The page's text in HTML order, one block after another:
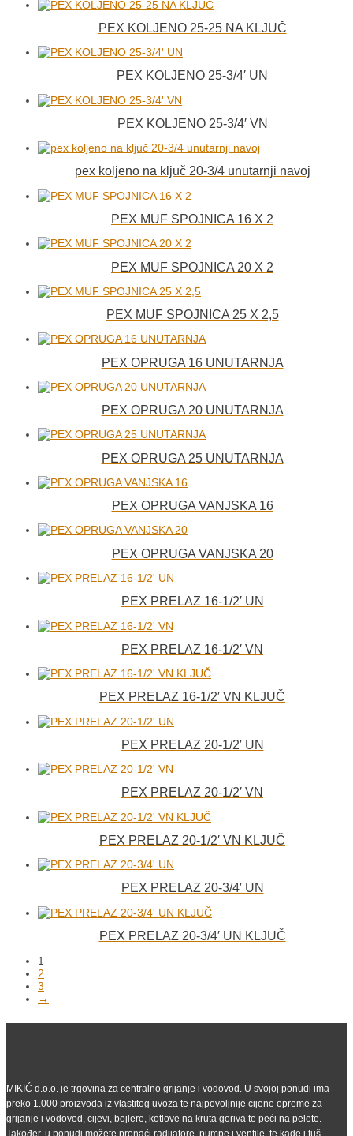
PEX KOLJENO 25-25 NA KLJUČ
PEX KOLJENO 25-3/4′ UN
PEX KOLJENO 25-3/4′ VN
pex koljeno na ključ 20-3/4 unutarnji navoj
PEX MUF SPOJNICA 16 X 2
PEX MUF SPOJNICA 20 X 2
PEX MUF SPOJNICA 25 X 2,5
PEX OPRUGA 16 UNUTARNJA
PEX OPRUGA 20 UNUTARNJA
PEX OPRUGA 25 UNUTARNJA
PEX OPRUGA VANJSKA 16
PEX OPRUGA VANJSKA 20
PEX PRELAZ 16-1/2′ UN
PEX PRELAZ 16-1/2′ VN
PEX PRELAZ 16-1/2′ VN KLJUČ
PEX PRELAZ 20-1/2′ UN
PEX PRELAZ 20-1/2′ VN
PEX PRELAZ 20-1/2′ VN KLJUČ
PEX PRELAZ 20-3/4′ UN
PEX PRELAZ 20-3/4′ UN KLJUČ
1
2
3
→
MIKIĆ d.o.o. je trgovina za centralno grijanje i vodovod. U svojoj ponudi ima
preko 1.000 proizvoda iz vlastitog uvoza te najpovoljnije cijene opreme za
grijanje i vodovod, cijevi, bojlere, kotlove na kruta goriva te peći na pelete.
Također, u ponudi možete pronaći radijatore, pumpe i ventile, te kade i tuš